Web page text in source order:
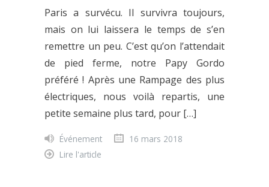
Paris a survécu. Il survivra toujours,
mais on lui laissera le temps de s’en
remettre un peu. C’est qu’on l’attendait
de pied ferme, notre Papy Gordo
préféré ! Après une Rampage des plus
électriques, nous voilà repartis, une
petite semaine plus tard, pour […]
Événement
16 mars 2018
Lire l'article